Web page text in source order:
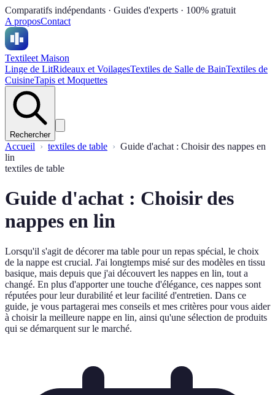
Comparatifs indépendants · Guides d'experts · 100% gratuit
A proposContact
Textileet Maison
Linge de LitRideaux et VoilagesTextiles de Salle de BainTextiles de
CuisineTapis et Moquettes
Rechercher
Accueil textiles de table
Guide d'achat : Choisir des nappes en
lin
textiles de table
Guide d'achat : Choisir des
nappes en lin
Lorsqu'il s'agit de décorer ma table pour un repas spécial, le choix
de la nappe est crucial. J'ai longtemps misé sur des modèles en tissu
basique, mais depuis que j'ai découvert les nappes en lin, tout a
changé. En plus d'apporter une touche d'élégance, ces nappes sont
réputées pour leur durabilité et leur facilité d'entretien. Dans ce
guide, je vous partagerai mes conseils et mes critères pour vous aider
à choisir la meilleure nappe en lin, ainsi qu'une sélection de produits
qui se démarquent sur le marché.